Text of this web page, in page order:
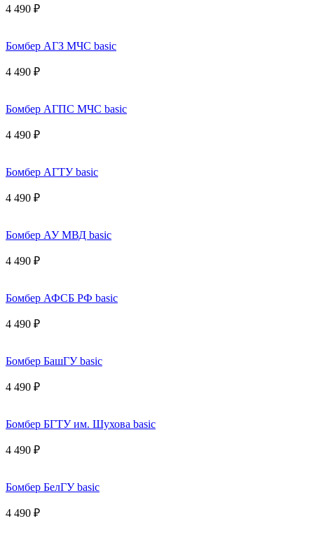
4 490 ₽
Бомбер АГЗ МЧС basic
4 490 ₽
Бомбер АГПС МЧС basic
4 490 ₽
Бомбер АГТУ basic
4 490 ₽
Бомбер АУ МВД basic
4 490 ₽
Бомбер АФСБ РФ basic
4 490 ₽
Бомбер БашГУ basic
4 490 ₽
Бомбер БГТУ им. Шухова basic
4 490 ₽
Бомбер БелГУ basic
4 490 ₽